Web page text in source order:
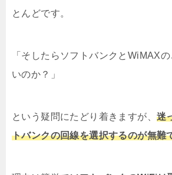
とんどです。
「そしたらソフトバンクとWiMAX
いのか？」
という疑問にたどり着きますが、 迷
トバンクの回線を選択するのが無難